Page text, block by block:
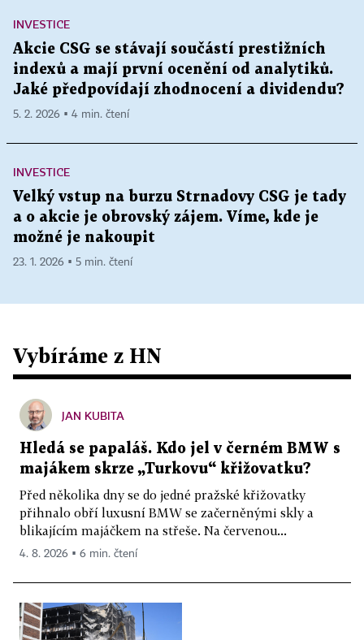
INVESTICE
Akcie CSG se stávají součástí prestižních
indexů a mají první ocenění od analytiků.
Jaké předpovídají zhodnocení a dividendu?
5. 2. 2026 ▪ 4 min. čtení
INVESTICE
Velký vstup na burzu Strnadovy CSG je tady
a o akcie je obrovský zájem. Víme, kde je
možné je nakoupit
23. 1. 2026 ▪ 5 min. čtení
Vybíráme z HN
JAN KUBITA
Hledá se papaláš. Kdo jel v černém BMW s
majákem skrze „Turkovu“ křižovatku?
Před několika dny se do jedné pražské křižovatky
přihnalo obří luxusní BMW se začerněnými skly a
blikajícím majáčkem na střeše. Na červenou...
4. 8. 2026 ▪ 6 min. čtení